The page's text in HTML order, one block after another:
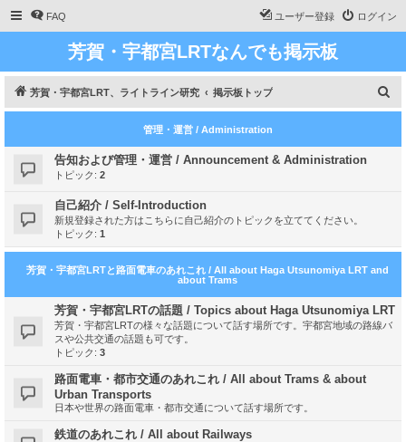
FAQ ログイン
ユーザー登録
芳賀・宇都宮LRTなんでも掲示板
芳賀・宇都宮LRT、ライトライン研究 掲示板トップ
索
管理・運営 / Administration
告知および管理・運営 / Announcement & Administration
トピック: 2
自己紹介 / Self-Introduction
新規登録された方はこちらに自己紹介のトピックを立ててください。
トピック: 1
芳賀・宇都宮LRTと路面電車のあれこれ / All about Haga Utsunomiya LRT and
about Trams
芳賀・宇都宮LRTの話題 / Topics about Haga Utsunomiya LRT
芳賀・宇都宮LRTの様々な話題について話す場所です。宇都宮地域の路線バ
スや公共交通の話題も可です。
トピック: 3
路面電車・都市交通のあれこれ / All about Trams & about
Urban Transports
日本や世界の路面電車・都市交通について話す場所です。
鉄道のあれこれ / All about Railways